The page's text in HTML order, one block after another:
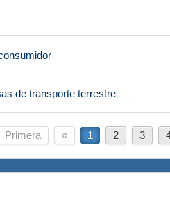
de transporte terrestre
Primera « 1 2 3